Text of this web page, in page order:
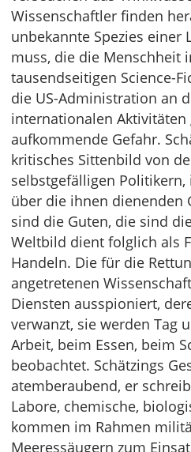
Wissenschaftler finden
unbekannte Spezies einer
muss, die die Menschheit
tausendseitigen Science-
die US-Administration an
internationalen Aktivitäten
aufkommende Gefahr.
kritisches Sittenbild von
selbstgefälligen
über die ihnen dienenden
sind die Guten, die sind
Weltbild dient folglich als
Handeln. Die für die
angetretenen
Diensten ausspioniert,
verwanzt, sie werden Tag
Arbeit, beim Essen, beim
beobachtet. Schätzings
atemberaubend, er
Labore, chemische,
kommen im Rahmen
Meeressäugern zum